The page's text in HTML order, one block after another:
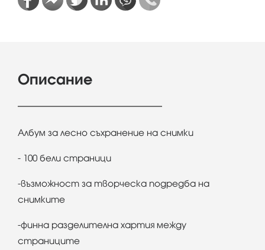
Описание
Албум за лесно съхранение на снимки
- 100 бели страници
-възможност за творческа подредба на
снимките
-финна разделителна хартия между
страниците